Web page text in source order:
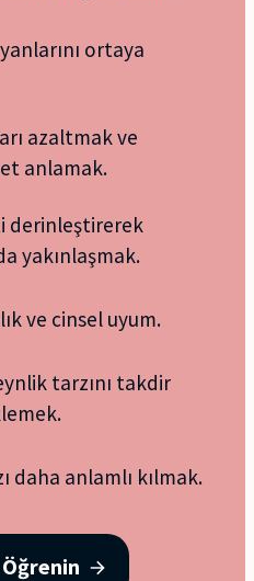
ortaya
azaltmak ve
anlamak.
derinleştirerek
yakınlaşmak.
ve cinsel uyum.
tarzını takdir
daha anlamlı kılmak.